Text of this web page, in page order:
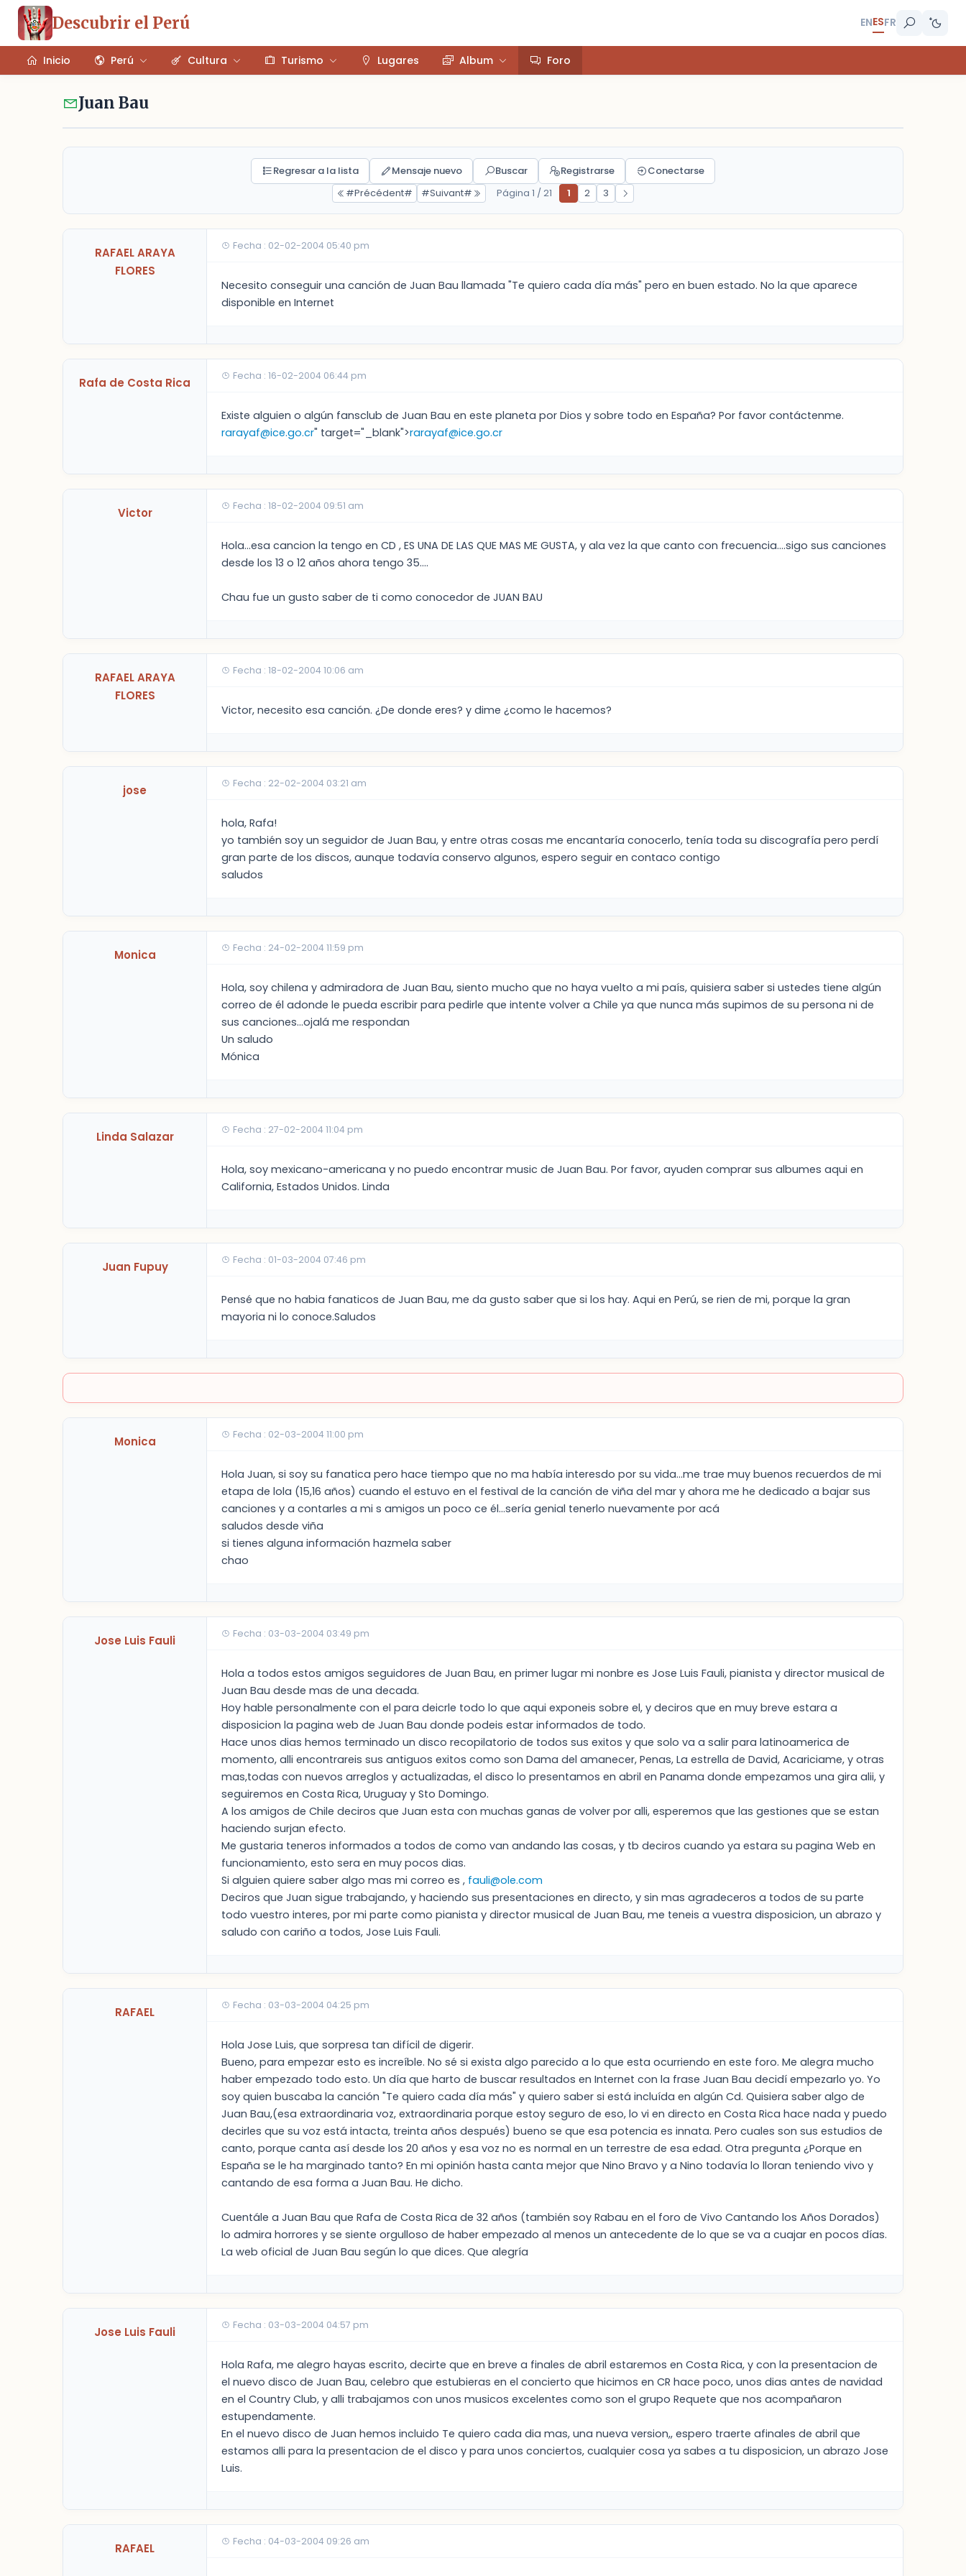
Descubrir el Perú ENESFR
Inicio Perú Cultura Turismo Lugares Album Foro
Juan Bau
Regresar a la lista Mensaje nuevo Buscar Registrarse
Conectarse
#Précédent#
#Suivant# Página 1 / 21 1 2 3
RAFAEL ARAYA
FLORES
Fecha : 02-02-2004 05:40 pm
Necesito conseguir una canción de Juan Bau llamada "Te quiero cada día más" pero en buen estado. No la que aparece
disponible en Internet
Rafa de Costa Rica Fecha : 16-02-2004 06:44 pm
Existe alguien o algún fansclub de Juan Bau en este planeta por Dios y sobre todo en España? Por favor contáctenme.
rarayaf@ice.go.cr" target="_blank">rarayaf@ice.go.cr
Victor Fecha : 18-02-2004 09:51 am
Hola...esa cancion la tengo en CD , ES UNA DE LAS QUE MAS ME GUSTA, y ala vez la que canto con frecuencia....sigo sus canciones
desde los 13 o 12 años ahora tengo 35....
Chau fue un gusto saber de ti como conocedor de JUAN BAU
RAFAEL ARAYA
FLORES
Fecha : 18-02-2004 10:06 am
Victor, necesito esa canción. ¿De donde eres? y dime ¿como le hacemos?
jose Fecha : 22-02-2004 03:21 am
hola, Rafa!
yo también soy un seguidor de Juan Bau, y entre otras cosas me encantaría conocerlo, tenía toda su discografía pero perdí
gran parte de los discos, aunque todavía conservo algunos, espero seguir en contaco contigo
saludos
Monica Fecha : 24-02-2004 11:59 pm
Hola, soy chilena y admiradora de Juan Bau, siento mucho que no haya vuelto a mi país, quisiera saber si ustedes tiene algún
correo de él adonde le pueda escribir para pedirle que intente volver a Chile ya que nunca más supimos de su persona ni de
sus canciones...ojalá me respondan
Un saludo
Mónica
Linda Salazar Fecha : 27-02-2004 11:04 pm
Hola, soy mexicano-americana y no puedo encontrar music de Juan Bau. Por favor, ayuden comprar sus albumes aqui en
California, Estados Unidos. Linda
Juan Fupuy Fecha : 01-03-2004 07:46 pm
Pensé que no habia fanaticos de Juan Bau, me da gusto saber que si los hay. Aqui en Perú, se rien de mi, porque la gran
mayoria ni lo conoce.Saludos
Monica Fecha : 02-03-2004 11:00 pm
Hola Juan, si soy su fanatica pero hace tiempo que no ma había interesdo por su vida...me trae muy buenos recuerdos de mi
etapa de lola (15,16 años) cuando el estuvo en el festival de la canción de viña del mar y ahora me he dedicado a bajar sus
canciones y a contarles a mi s amigos un poco ce él...sería genial tenerlo nuevamente por acá
saludos desde viña
si tienes alguna información hazmela saber
chao
Jose Luis Fauli Fecha : 03-03-2004 03:49 pm
Hola a todos estos amigos seguidores de Juan Bau, en primer lugar mi nonbre es Jose Luis Fauli, pianista y director musical de
Juan Bau desde mas de una decada.
Hoy hable personalmente con el para deicrle todo lo que aqui exponeis sobre el, y deciros que en muy breve estara a
disposicion la pagina web de Juan Bau donde podeis estar informados de todo.
Hace unos dias hemos terminado un disco recopilatorio de todos sus exitos y que solo va a salir para latinoamerica de
momento, alli encontrareis sus antiguos exitos como son Dama del amanecer, Penas, La estrella de David, Acariciame, y otras
mas,todas con nuevos arreglos y actualizadas, el disco lo presentamos en abril en Panama donde empezamos una gira alii, y
seguiremos en Costa Rica, Uruguay y Sto Domingo.
A los amigos de Chile deciros que Juan esta con muchas ganas de volver por alli, esperemos que las gestiones que se estan
haciendo surjan efecto.
Me gustaria teneros informados a todos de como van andando las cosas, y tb deciros cuando ya estara su pagina Web en
funcionamiento, esto sera en muy pocos dias.
Si alguien quiere saber algo mas mi correo es , fauli@ole.com
Deciros que Juan sigue trabajando, y haciendo sus presentaciones en directo, y sin mas agradeceros a todos de su parte
todo vuestro interes, por mi parte como pianista y director musical de Juan Bau, me teneis a vuestra disposicion, un abrazo y
saludo con cariño a todos, Jose Luis Fauli.
RAFAEL Fecha : 03-03-2004 04:25 pm
Hola Jose Luis, que sorpresa tan difícil de digerir.
Bueno, para empezar esto es increíble. No sé si exista algo parecido a lo que esta ocurriendo en este foro. Me alegra mucho
haber empezado todo esto. Un día que harto de buscar resultados en Internet con la frase Juan Bau decidí empezarlo yo. Yo
soy quien buscaba la canción "Te quiero cada día más" y quiero saber si está incluída en algún Cd. Quisiera saber algo de
Juan Bau,(esa extraordinaria voz, extraordinaria porque estoy seguro de eso, lo vi en directo en Costa Rica hace nada y puedo
decirles que su voz está intacta, treinta años después) bueno se que esa potencia es innata. Pero cuales son sus estudios de
canto, porque canta así desde los 20 años y esa voz no es normal en un terrestre de esa edad. Otra pregunta ¿Porque en
España se le ha marginado tanto? En mi opinión hasta canta mejor que Nino Bravo y a Nino todavía lo lloran teniendo vivo y
cantando de esa forma a Juan Bau. He dicho.
Cuentále a Juan Bau que Rafa de Costa Rica de 32 años (también soy Rabau en el foro de Vivo Cantando los Años Dorados)
lo admira horrores y se siente orgulloso de haber empezado al menos un antecedente de lo que se va a cuajar en pocos días.
La web oficial de Juan Bau según lo que dices. Que alegría
Jose Luis Fauli Fecha : 03-03-2004 04:57 pm
Hola Rafa, me alegro hayas escrito, decirte que en breve a finales de abril estaremos en Costa Rica, y con la presentacion de
el nuevo disco de Juan Bau, celebro que estubieras en el concierto que hicimos en CR hace poco, unos dias antes de navidad
en el Country Club, y alli trabajamos con unos musicos excelentes como son el grupo Requete que nos acompañaron
estupendamente.
En el nuevo disco de Juan hemos incluido Te quiero cada dia mas, una nueva version,, espero traerte afinales de abril que
estamos alli para la presentacion de el disco y para unos conciertos, cualquier cosa ya sabes a tu disposicion, un abrazo Jose
Luis.
RAFAEL Fecha : 04-03-2004 09:26 am